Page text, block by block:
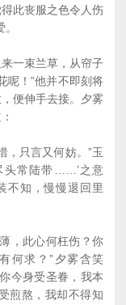
此丧服之色令人伤
一束兰草，从帘子
呢！”他并不即刻将
便伸手去接。夕雾
只言又何妨。”玉
头常陆带……’之意
不知，慢慢退回里
，此心何枉伤？你
何求？”夕雾含笑
今身受圣眷，我本
煎熬，我却不得知